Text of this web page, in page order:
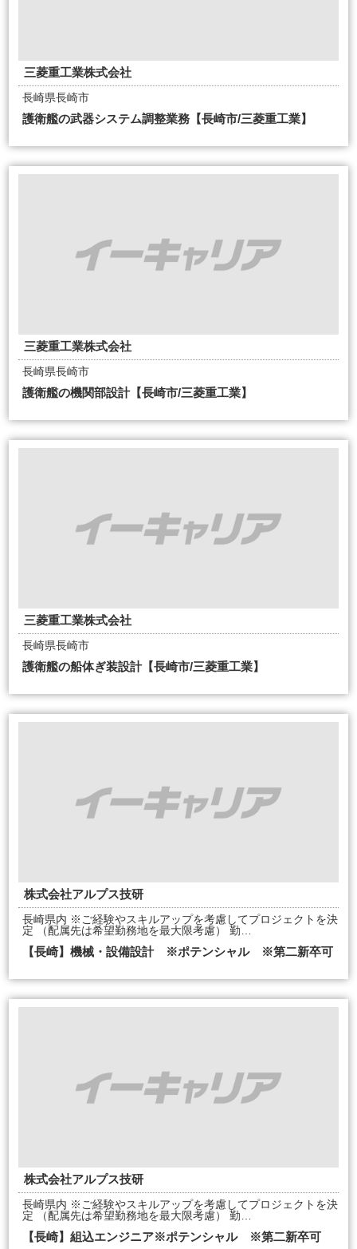
三菱重工業株式会社
長崎県長崎市
護衛艦の武器システム調整業務【長崎市/三菱重工業】
三菱重工業株式会社
長崎県長崎市
護衛艦の機関部設計【長崎市/三菱重工業】
三菱重工業株式会社
長崎県長崎市
護衛艦の船体ぎ装設計【長崎市/三菱重工業】
株式会社アルプス技研
長崎県内 ※ご経験やスキルアップを考慮してプロジェクトを決
定 （配属先は希望勤務地を最大限考慮） 勤…
【長崎】機械・設備設計 ※ポテンシャル ※第二新卒可
株式会社アルプス技研
長崎県内 ※ご経験やスキルアップを考慮してプロジェクトを決
定 （配属先は希望勤務地を最大限考慮） 勤…
【長崎】組込エンジニア※ポテンシャル ※第二新卒可